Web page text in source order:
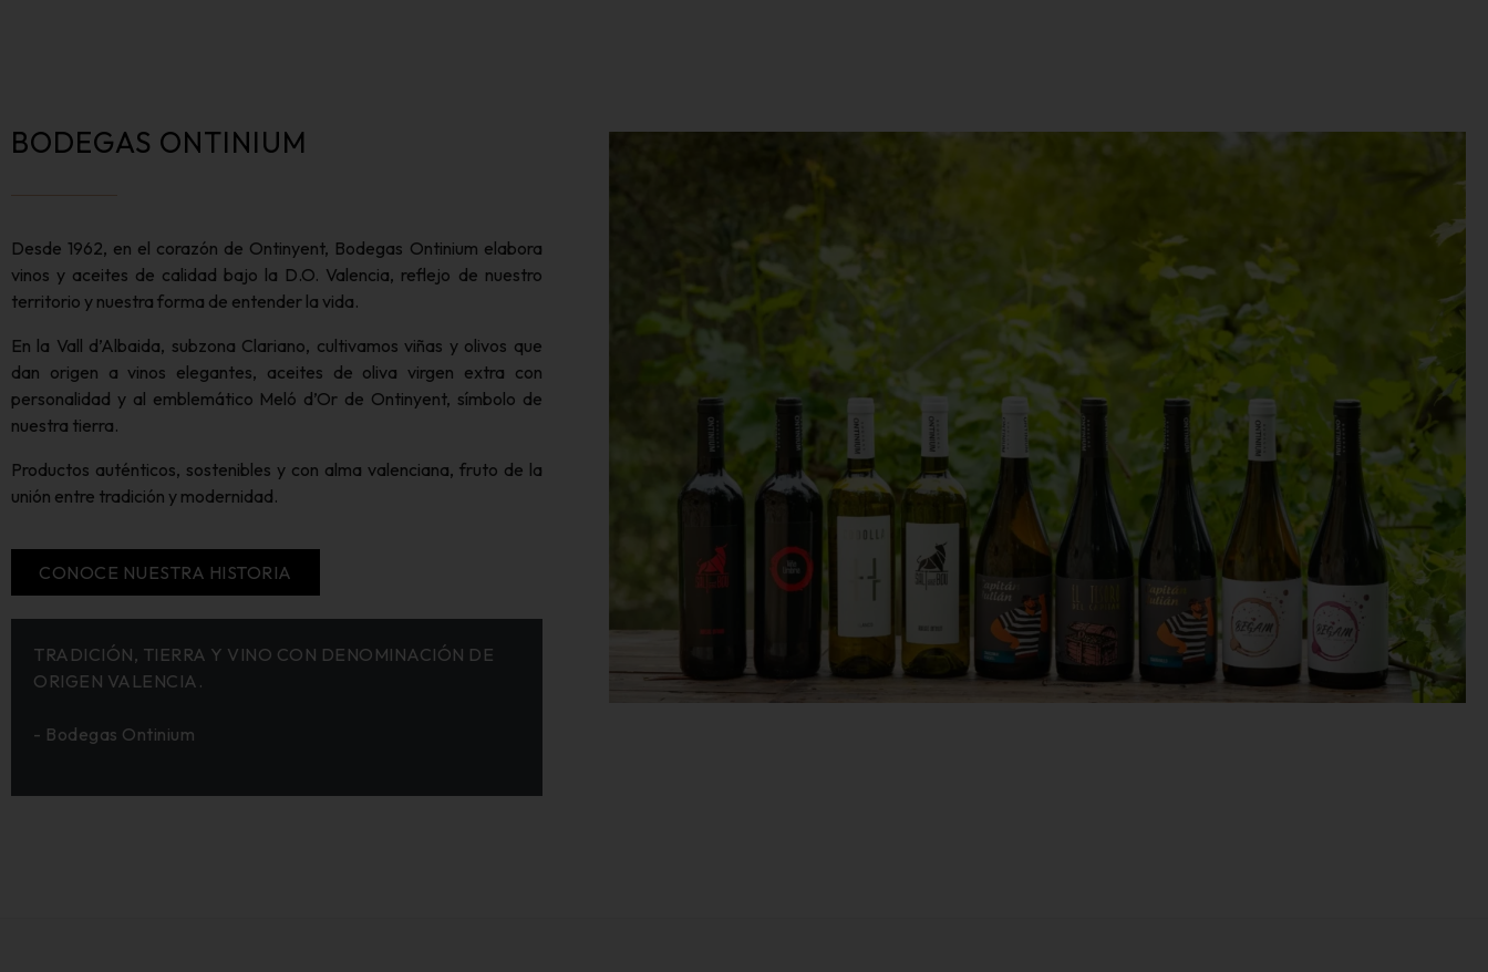
BODEGAS ONTINIUM
Desde 1962, en el corazón de Ontinyent, Bodegas Ontinium elabora
vinos y aceites de calidad bajo la D.O. Valencia, reflejo de nuestro
territorio y nuestra forma de entender la vida.
En la Vall d’Albaida, subzona Clariano, cultivamos viñas y olivos que
dan origen a vinos elegantes, aceites de oliva virgen extra con
personalidad y al emblemático Meló d’Or de Ontinyent, símbolo de
nuestra tierra.
Productos auténticos, sostenibles y con alma valenciana, fruto de la
unión entre tradición y modernidad.
CONOCE NUESTRA HISTORIA
TRADICIÓN, TIERRA Y VINO CON DENOMINACIÓN DE
ORIGEN VALENCIA.
- Bodegas Ontinium